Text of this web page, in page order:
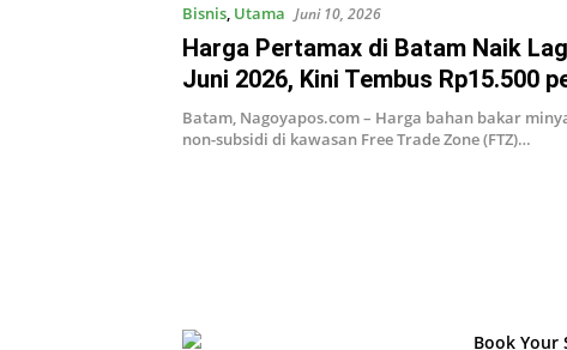
Bisnis, Utama Juni 10, 2026
Harga Pertamax di Batam Naik
Juni 2026, Kini Tembus Rp15.500
Batam, Nagoyapos.com – Harga bahan bakar
non-subsidi di kawasan Free Trade Zone (FTZ)…